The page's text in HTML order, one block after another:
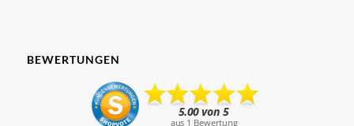
BEWERTUNGEN